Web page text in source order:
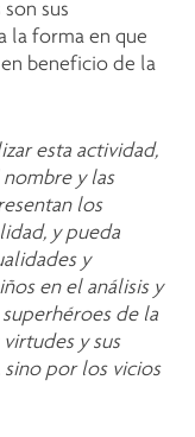
sus
la forma en que
beneficio de la
esta actividad,
y las
los
y pueda
y
en el análisis y
de la
y sus
por los vicios